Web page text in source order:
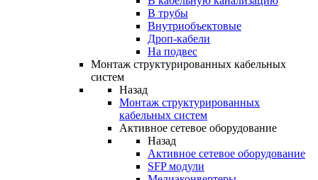
В трубы
Внутриобъектовые
Дроп-кабели
На подвес
Монтаж структурированных кабельных
систем
Назад
Монтаж структурированных
кабельных систем
Активное сетевое оборудование
Назад
Активное сетевое оборудование
SFP модули